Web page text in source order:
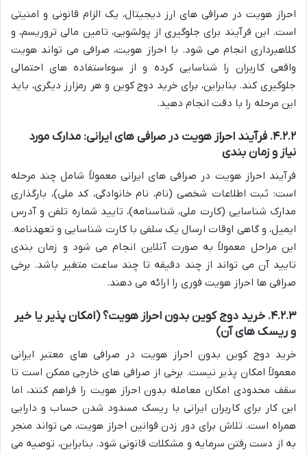
احراز هویت در صرافی های ارز دیجیتال، یک الزام قانونی و امنیتی
است. این فرآیند برای جلوگیری از پولشویی، تامین مالی تروریسم، و
کلاهبرداری انجام می شود. با احراز هویت، صرافی می تواند هویت
واقعی کاربران را شناسایی کرده و از سوءاستفاده های احتمالی
جلوگیری کند. بنابراین، برای خرید دوج کوین و هر رمزارز دیگری، باید
این مرحله را با دقت انجام دهید.
۴.۲.۲. فرآیند احراز هویت در صرافی های ایرانی: مدارک مورد
نیاز و زمان بندی
فرآیند احراز هویت در صرافی های ایرانی معمولاً شامل چند مرحله
است: ثبت اطلاعات شخصی (نام، نام خانوادگی، کد ملی)، بارگذاری
مدارک شناسایی (کارت ملی، شناسنامه)، تایید شماره تلفن و آدرس
ایمیل، و گاهی اوقات ارسال یک سلفی با کارت شناسایی و تعهدنامه.
این مراحل معمولاً به صورت آنلاین انجام می شود و زمان بندی
تایید آن می تواند از چند دقیقه تا چند ساعت متغیر باشد. برخی
صرافی ها احراز هویت فوری را ارائه می دهند.
۴.۲.۳. خرید دوج کوین بدون احراز هویت؟ (امکان پذیر یا خیر
و ریسک های آن)
خرید دوج کوین بدون احراز هویت در صرافی های معتبر ایرانی
معمولاً امکان پذیر نیست. برخی از صرافی های خارجی ممکن است تا
سقف محدودی امکان معامله بدون احراز هویت را فراهم کنند، اما
این کار برای کاربران ایرانی با ریسک مسدود شدن حساب و دارایی
همراه است. تلاش برای دور زدن قوانین احراز هویت، می تواند منجر
به از دست رفتن سرمایه و مشکلات قانونی شود. بنابراین، توصیه می